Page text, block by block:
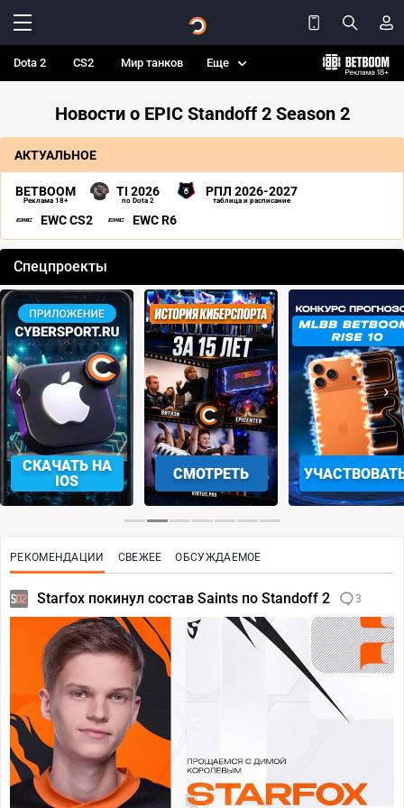
Dota 2 CS2 Мир танков Еще
Новости о EPIC Standoff 2 Season 2
АКТУАЛЬНОЕ
BETBOOM
Реклама 18+
TI 2026
по Dota 2
РПЛ 2026-2027
таблица и расписание
EWC CS2 EWC R6
Спецпроекты
СКАЧАТЬ НА
IOS
СМОТРЕТЬ
‹ ›
РЕКОМЕНДАЦИИ СВЕЖЕЕ ОБСУЖДАЕМОЕ
Starfox покинул состав Saints по Standoff 2 3